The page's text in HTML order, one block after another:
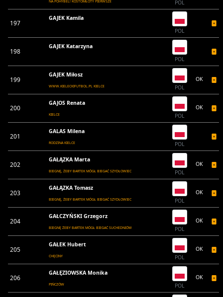
NA POHYBEL! KOSTOMŁOTY PIERWSZE POL
197
GAJEK Kamila
POL
198
GAJEK Katarzyna
POL
199
GAJEK Miłosz
WWW.KIELECKIFUTBOL.PL KIELCE POL
OK
200
GAJOS Renata
KIELCE POL
OK
201
GALAS Milena
RODZINA KIELCE POL
202
GAŁĄZKA Marta
BIEGNĘ, ŻEBY BARTEK MÓGŁ BIEGAĆ SZYDŁOWIEC POL
OK
203
GAŁĄZKA Tomasz
BIEGNĘ, ŻEBY BARTEK MÓGŁ BIEGAĆ SZYDŁOWIEC POL
OK
204
GAŁCZYŃSKI Grzegorz
BIEGNĘ ŻEBY BARTEK MÓGŁ BIEGAĆ SUCHEDNIÓW POL
OK
205
GAŁEK Hubert
CHĘCINY POL
OK
206
GAŁĘZIOWSKA Monika
PIŃCZÓW POL
OK